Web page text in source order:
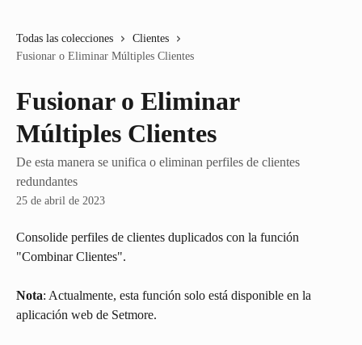
Todas las colecciones
Clientes
Fusionar o Eliminar Múltiples Clientes
Fusionar o Eliminar
Múltiples Clientes
De esta manera se unifica o eliminan perfiles de clientes
redundantes
25 de abril de 2023
Consolide perfiles de clientes duplicados con la función
"Combinar Clientes".
Nota: Actualmente, esta función solo está disponible en la
aplicación web de Setmore.